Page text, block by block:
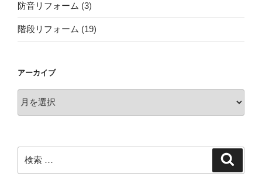
防音リフォーム (3)
階段リフォーム (19)
アーカイブ
ー
索: